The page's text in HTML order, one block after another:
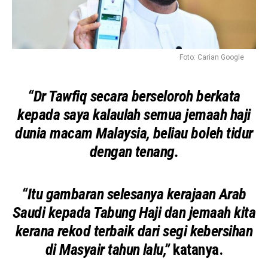
Foto: Carian Google
“Dr Tawfiq secara berseloroh berkata
kepada saya kalaulah semua jemaah haji
dunia macam Malaysia, beliau boleh tidur
dengan tenang.
“Itu gambaran selesanya kerajaan Arab
Saudi kepada Tabung Haji dan jemaah kita
kerana rekod terbaik dari segi kebersihan
di Masyair tahun lalu,” katanya.